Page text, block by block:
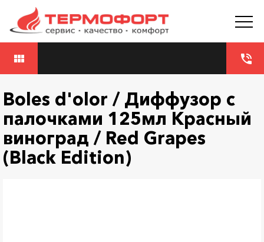
phone_in_talk
view_module
Boles d'olor / Диффузор с
палочками 125мл Красный
виноград / Red Grapes
(Black Edition)